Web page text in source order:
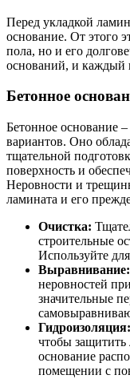
Перед укладкой
основание. От этого
пола, но и его
оснований, и каждый
Бетонное
Бетонное основание
вариантов. Оно
тщательной
поверхность и
Неровности и
ламината и его
Очистка:
строительные
Используйте
Выравнивание:
неровностей
значительные
Гидроизоляция:
чтобы защитить
основание
помещении с